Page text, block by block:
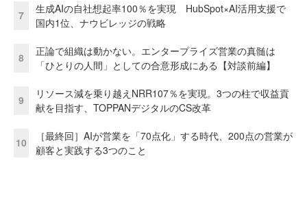
7
生成AIの自社想起率100％を実現 HubSpot×AI活用支援で
国内1位、ナウビレッジの戦略
8
正論で組織は動かない。エンタープライズ営業の真髄は
「ひとりの人間」としての合意形成にある【対談前編】
9
リソース減を乗り越えNRR107％を実現。3つの柱で収益貢
献を目指す、TOPPANデジタルのCS改革
10
［最終回］AIが営業を「70点化」する時代、200点の営業が
顧客と実践する3つのこと